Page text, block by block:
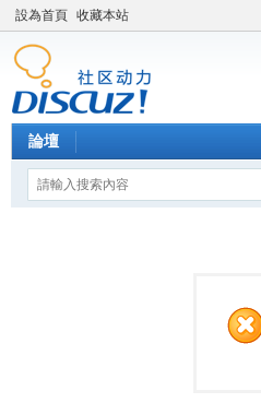
設為首頁 收藏本站
論壇